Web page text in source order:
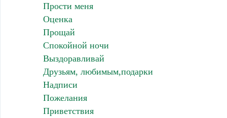
Прости меня
Оценка
Прощай
Спокойной ночи
Выздоравливай
Друзьям, любимым,подарки
Надписи
Пожелания
Приветствия